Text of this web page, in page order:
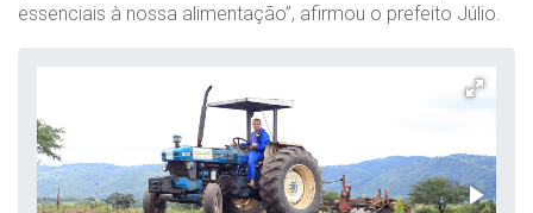
essenciais à nossa alimentação”, afirmou o prefeito Júlio.